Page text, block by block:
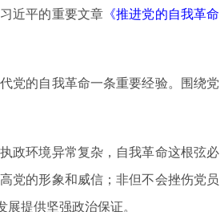
近平的重要文章 《推进党的自我革命
党的自我革命一条重要经验。围绕党
政环境异常复杂，自我革命这根弦必
党的形象和威信；非但不会挫伤党员
提供坚强政治保证。